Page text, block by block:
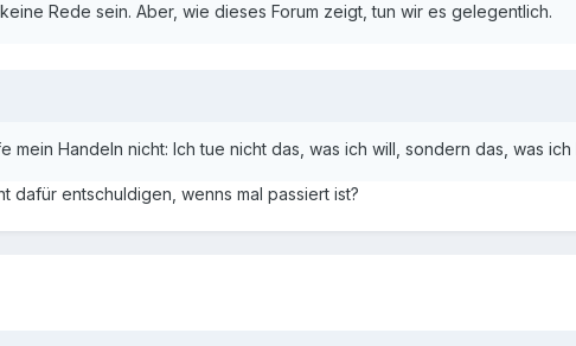
Rede sein. Aber, wie dieses Forum zeigt, tun wir es gelegentlich.
mein Handeln nicht: Ich tue nicht das, was ich will, sondern das, was ich
dafür entschuldigen, wenns mal passiert ist?